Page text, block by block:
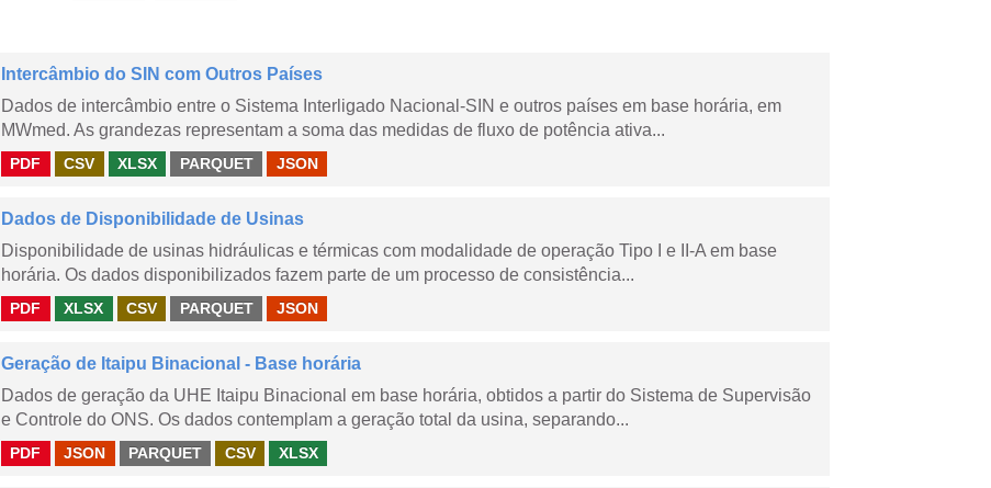
Intercâmbio do SIN com Outros Países
Dados de intercâmbio entre o Sistema Interligado Nacional-SIN e outros países em base horária, em
MWmed. As grandezas representam a soma das medidas de fluxo de potência ativa...
PDF CSV XLSX PARQUET JSON
Dados de Disponibilidade de Usinas
Disponibilidade de usinas hidráulicas e térmicas com modalidade de operação Tipo I e II-A em base
horária. Os dados disponibilizados fazem parte de um processo de consistência...
PDF XLSX CSV PARQUET JSON
Geração de Itaipu Binacional - Base horária
Dados de geração da UHE Itaipu Binacional em base horária, obtidos a partir do Sistema de Supervisão
e Controle do ONS. Os dados contemplam a geração total da usina, separando...
PDF JSON PARQUET CSV XLSX